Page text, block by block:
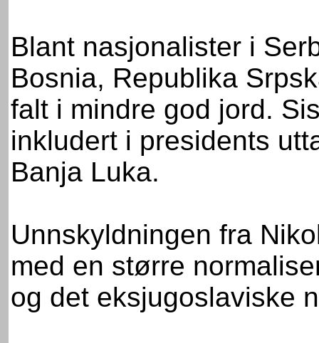
Blant nasjonalister i
Bosnia, Republika
falt i mindre god jord.
inkludert i presidents
Banja Luka.
Unnskyldningen fra
med en større
og det eksjugoslaviske